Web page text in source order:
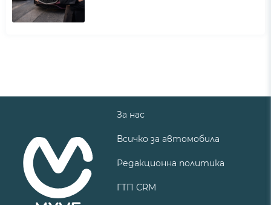
За нас
Всичко за автомобила
Редакционна политика
ГТП CRM